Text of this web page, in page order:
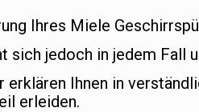
Ihres Miele
sich jedoch in jedem Fall
erklären Ihnen in
erleiden.